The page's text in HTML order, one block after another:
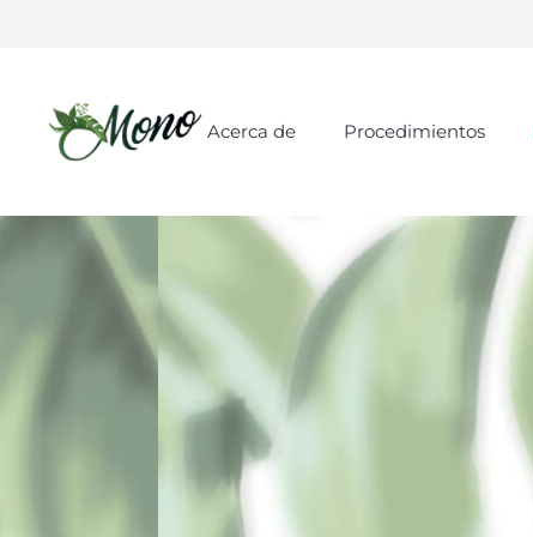
Acerca de Procedimientos